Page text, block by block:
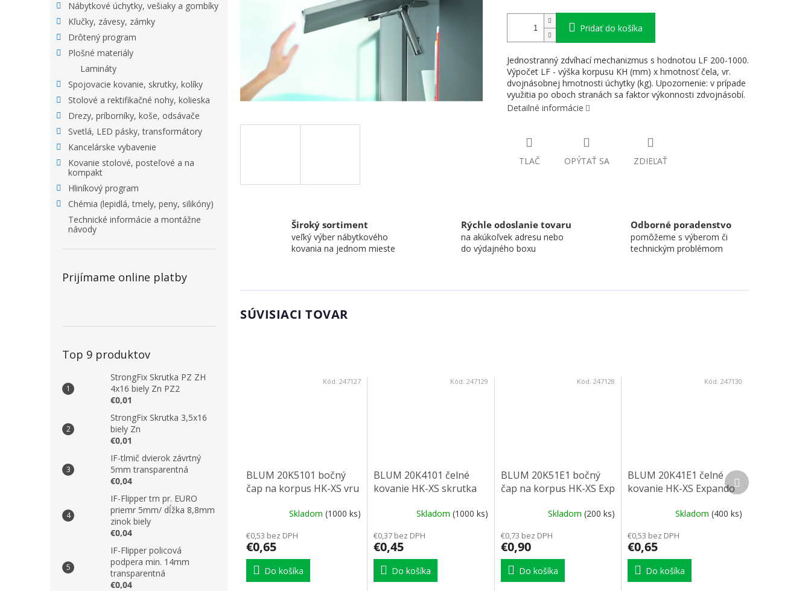
Nábytkové úchytky, vešiaky a gombíky
Kľučky, závesy, zámky
Drôtený program
Plošné materiály
Lamináty
Spojovacie kovanie, skrutky, kolíky
Stolové a rektifikačné nohy, kolieska
Drezy, príborníky, koše, odsávače
Svetlá, LED pásky, transformátory
Kancelárske vybavenie
Kovanie stolové, posteľové a na
kompakt
Hliníkový program
Chémia (lepidlá, tmely, peny, silikóny)
Technické informácie a montážne
návody
Prijímame online platby
Top 9 produktov
StrongFix Skrutka PZ ZH
4x16 biely Zn PZ2
€0,01
StrongFix Skrutka 3,5x16
biely Zn
€0,01
IF-tlmič dvierok závrtný
5mm transparentná
€0,04
IF-Flipper trn pr. EURO
priemr 5mm/ dĺžka 8,8mm
zinok biely
€0,04
IF-Flipper policová
podpera min. 14mm
transparentná
€0,04
Pridať do košíka
Jednostranný zdvíhací mechanizmus s hodnotou LF 200-1000.
Výpočet LF - výška korpusu KH (mm) x hmotnosť čela, vr.
dvojnásobnej hmotnosti úchytky (kg). Upozornenie: v prípade
využitia po oboch stranách sa faktor výkonnosti zdvojnásobí.
Detailné informácie
TLAČ OPÝTAŤ SA ZDIEĽAŤ
Široký sortiment
veľký výber nábytkového
kovania na jednom mieste
Rýchle odoslanie tovaru
na akúkoľvek adresu nebo
do výdajného boxu
Odborné poradenstvo
pomôžeme s výberom či
technickým problémom
SÚVISIACI TOVAR
BLUM 20K5101 bočný
čap na korpus HK-XS vru
Skladom (1000 ks)
€0,53 bez DPH
€0,65
Do košíka
Kód: 247127
BLUM 20K4101 čelné
kovanie HK-XS skrutka
Skladom (1000 ks)
€0,37 bez DPH
€0,45
Do košíka
Kód: 247129
BLUM 20K51E1 bočný
čap na korpus HK-XS Exp
Skladom(200 ks)
€0,73 bez DPH
€0,90
Do košíka
Kód:247128
BLUM 20K41E1 čelné
kovanie HK-XS Expando
Skladom (400 ks)
€0,53 bez DPH
€0,65
Do košíka
Kód: 247130
Ďalší produkt